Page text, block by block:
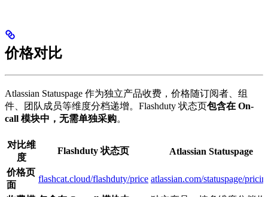
价格对比
Atlassian Statuspage 作为独立产品收费，价格随订阅者、组
件、团队成员等维度分档递增。Flashduty 状态页包含在 On-
call 模块中，无需单独采购。
对比维
度
Flashduty 状态页 Atlassian Statuspage
价格页
面
flashcat.cloud/flashduty/price atlassian.com/statuspage/